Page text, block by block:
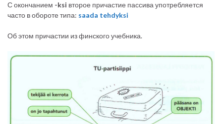
С окончанием -ksi второе причастие пассива употребляется
часто в обороте типа: saada tehdyksi
Об этом причастии из финского учебника.